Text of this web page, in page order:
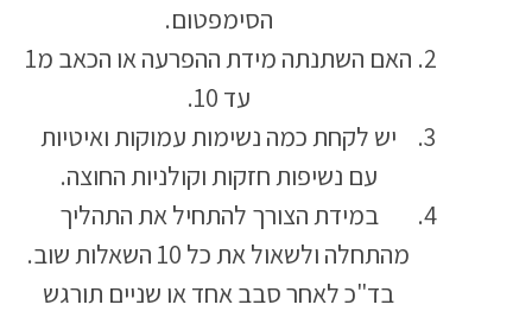
הסימפטום.
האם השתנתה מידת ההפרעה או הכאב מ1
עד 10.
יש לקחת כמה נשימות עמוקות ואיטיות
עם נשיפות חזקות וקולניות החוצה.
במידת הצורך להתחיל את התהליך
מהתחלה ולשאול את כל 10 השאלות שוב.
בד"כ לאחר סבב אחד או שניים תורגש